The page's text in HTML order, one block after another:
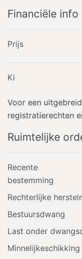
Financiële info
Prijs
Ki
Voor een
registratierechten
Ruimtelijke
Recente
bestemming
Rechterlijke
Bestuursdwang
Last onder
Minnelijkeschikking